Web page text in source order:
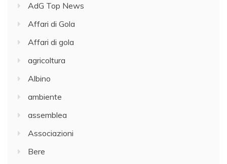
AdG Top News
Affari di Gola
Affari di gola
agricoltura
Albino
ambiente
assemblea
Associazioni
Bere